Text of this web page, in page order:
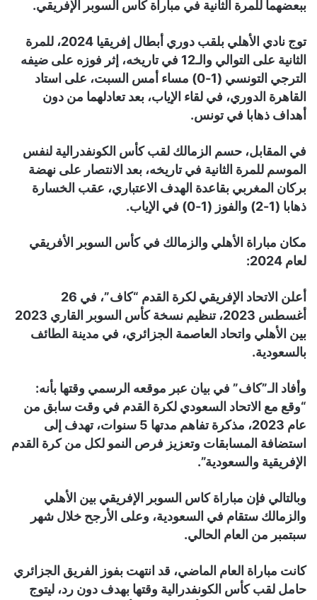
ببعضهما للمرة الثانية في مباراة كأس السوبر الإفريقي.
توج نادي الأهلي بلقب دوري أبطال إفريقيا 2024، للمرة
الثانية على التوالي والـ12 في تاريخه، إثر فوزه على ضيفه
الترجي التونسي (1-0) مساء أمس السبت، على استاد
القاهرة الدوري، في لقاء الإياب، بعد تعادلهما من دون
أهداف ذهابا في تونس.
في المقابل، حسم الزمالك لقب كأس الكونفدرالية لنفس
الموسم للمرة الثانية في تاريخه، بعد الانتصار على نهضة
بركان المغربي بقاعدة الهدف الاعتباري، عقب الخسارة
ذهابا (1-2) والفوز (1-0) في الإياب.
مكان مباراة الأهلي والزمالك في كأس السوبر الأفريقي
لعام 2024:
أعلن الاتحاد الإفريقي لكرة القدم “كاف”، في 26
أغسطس 2023، تنظيم نسخة كأس السوبر القاري 2023
بين الأهلي واتحاد العاصمة الجزائري، في مدينة الطائف
بالسعودية.
وأفاد الـ”كاف” في بيان عبر موقعه الرسمي وقتها بأنه:
“وقع مع الاتحاد السعودي لكرة القدم في وقت سابق من
عام 2023، مذكرة تفاهم مدتها 5 سنوات، تهدف إلى
استضافة المسابقات وتعزيز فرص النمو لكل من كرة القدم
الإفريقية والسعودية”.
وبالتالي فإن مباراة كاس السوبر الإفريقي بين الأهلي
والزمالك ستقام في السعودية، وعلى الأرجح خلال شهر
سبتمبر من العام الحالي.
كانت مباراة العام الماضي، قد انتهت بفوز الفريق الجزائري
حامل لقب كأس الكونفدرالية وقتها بهدف دون رد، ليتوج